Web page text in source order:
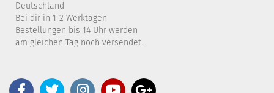
Deutschland
Bei dir in 1-2 Werktagen
Bestellungen bis 14 Uhr werden
am gleichen Tag noch versendet.